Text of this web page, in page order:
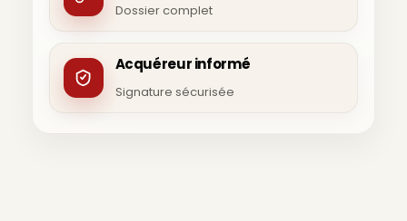
Dossier complet
Acquéreur informé
Signature sécurisée